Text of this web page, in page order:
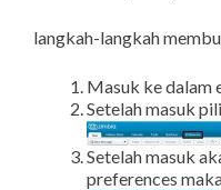
langkah-langkah
Masuk ke dalam
Setelah masuk
Setelah masuk
preferences